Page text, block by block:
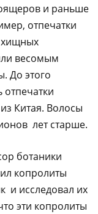
и раньше
отпечатки
хищных
весомым
До этого
Китая. Волосы
лет старше.
ботаники
копролиты
и исследовал их
эти копролиты